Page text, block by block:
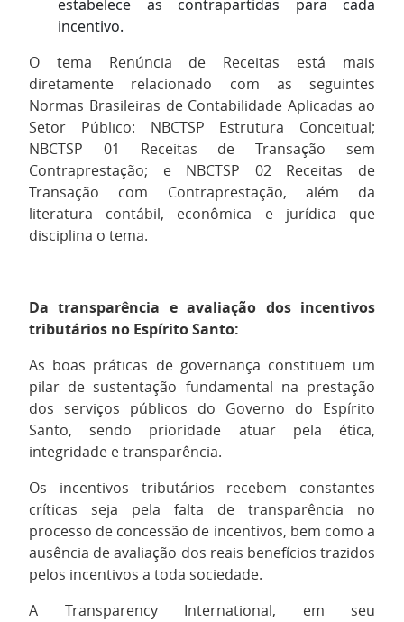
estabelece as contrapartidas para cada
incentivo.
O tema Renúncia de Receitas está mais
diretamente relacionado com as seguintes
Normas Brasileiras de Contabilidade Aplicadas ao
Setor Público: NBCTSP Estrutura Conceitual;
NBCTSP 01 Receitas de Transação sem
Contraprestação; e NBCTSP 02 Receitas de
Transação com Contraprestação, além da
literatura contábil, econômica e jurídica que
disciplina o tema.
Da transparência e avaliação dos incentivos
tributários no Espírito Santo:
As boas práticas de governança constituem um
pilar de sustentação fundamental na prestação
dos serviços públicos do Governo do Espírito
Santo, sendo prioridade atuar pela ética,
integridade e transparência.
Os incentivos tributários recebem constantes
críticas seja pela falta de transparência no
processo de concessão de incentivos, bem como a
ausência de avaliação dos reais benefícios trazidos
pelos incentivos a toda sociedade.
A Transparency International, em seu